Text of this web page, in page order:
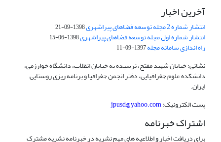
آخرین اخبار
انتشار شماره 2 مجله توسعه فضاهای پیراشهری 1398-09-21
انتشار شماره اول مجله توسعه فضاهای پیراشهری1398-06-15
راه اندازی سامانه مجله1397-09-11
نشانی: خیابان شهید مفتح، نرسیده به خیابان انقلاب، دانشگاه خوارزمی،
دانشکده علوم جغرافیایی، دفتر انجمن جغرافیا و برنامه ریزی روستایی
ایران.
پست الکترونیک:jpusd@yahoo.com
اشتراک خبرنامه
برای دریافت اخبار و اطلاعیه های مهم نشریه در خبرنامه نشریه مشترک